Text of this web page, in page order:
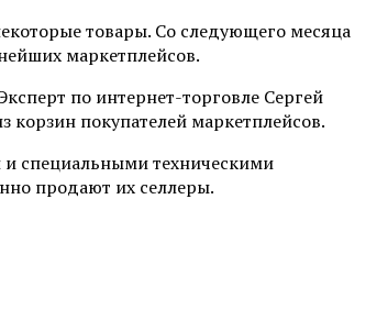
товары. Со следующего месяца
маркетплейсов.
по интернет-торговле Сергей
покупателей маркетплейсов.
и специальными техническими
продают их селлеры.